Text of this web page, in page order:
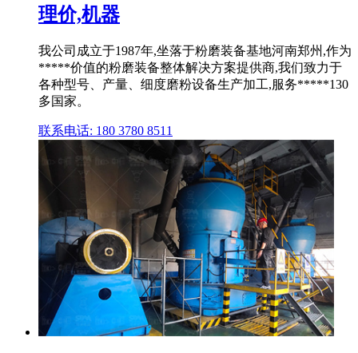
理价,机器
我公司成立于1987年,坐落于粉磨装备基地河南郑州,作为
*****价值的粉磨装备整体解决方案提供商,我们致力于
各种型号、产量、细度磨粉设备生产加工,服务*****130
多国家。
联系电话: 180 3780 8511